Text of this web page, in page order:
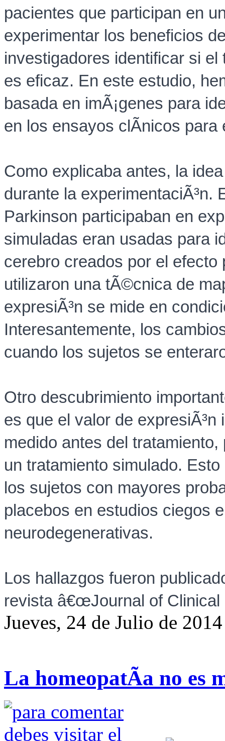
pacientes que participan en
experimentar los beneficios
investigadores identificar si
es eficaz. En este estudio,
basada en imÃ¡genes para
en los ensayos clÃ­nicos para
Como explicaba antes, la
durante la experimentaciÃ³n.
Parkinson participaban en
simuladas eran usadas para
cerebro creados por el
utilizaron una tÃ©cnica de
expresiÃ³n se mide en
Interesantemente, los
cuando los sujetos se
Otro descubrimiento
es que el valor de
medido antes del
un tratamiento simulado.
los sujetos con mayores
placebos en estudios ciegos
neurodegenerativas.
Los hallazgos fueron
revista â€œJournal of Clinical
Jueves, 24 de Julio de 2014
La homeopatÃ­a no es